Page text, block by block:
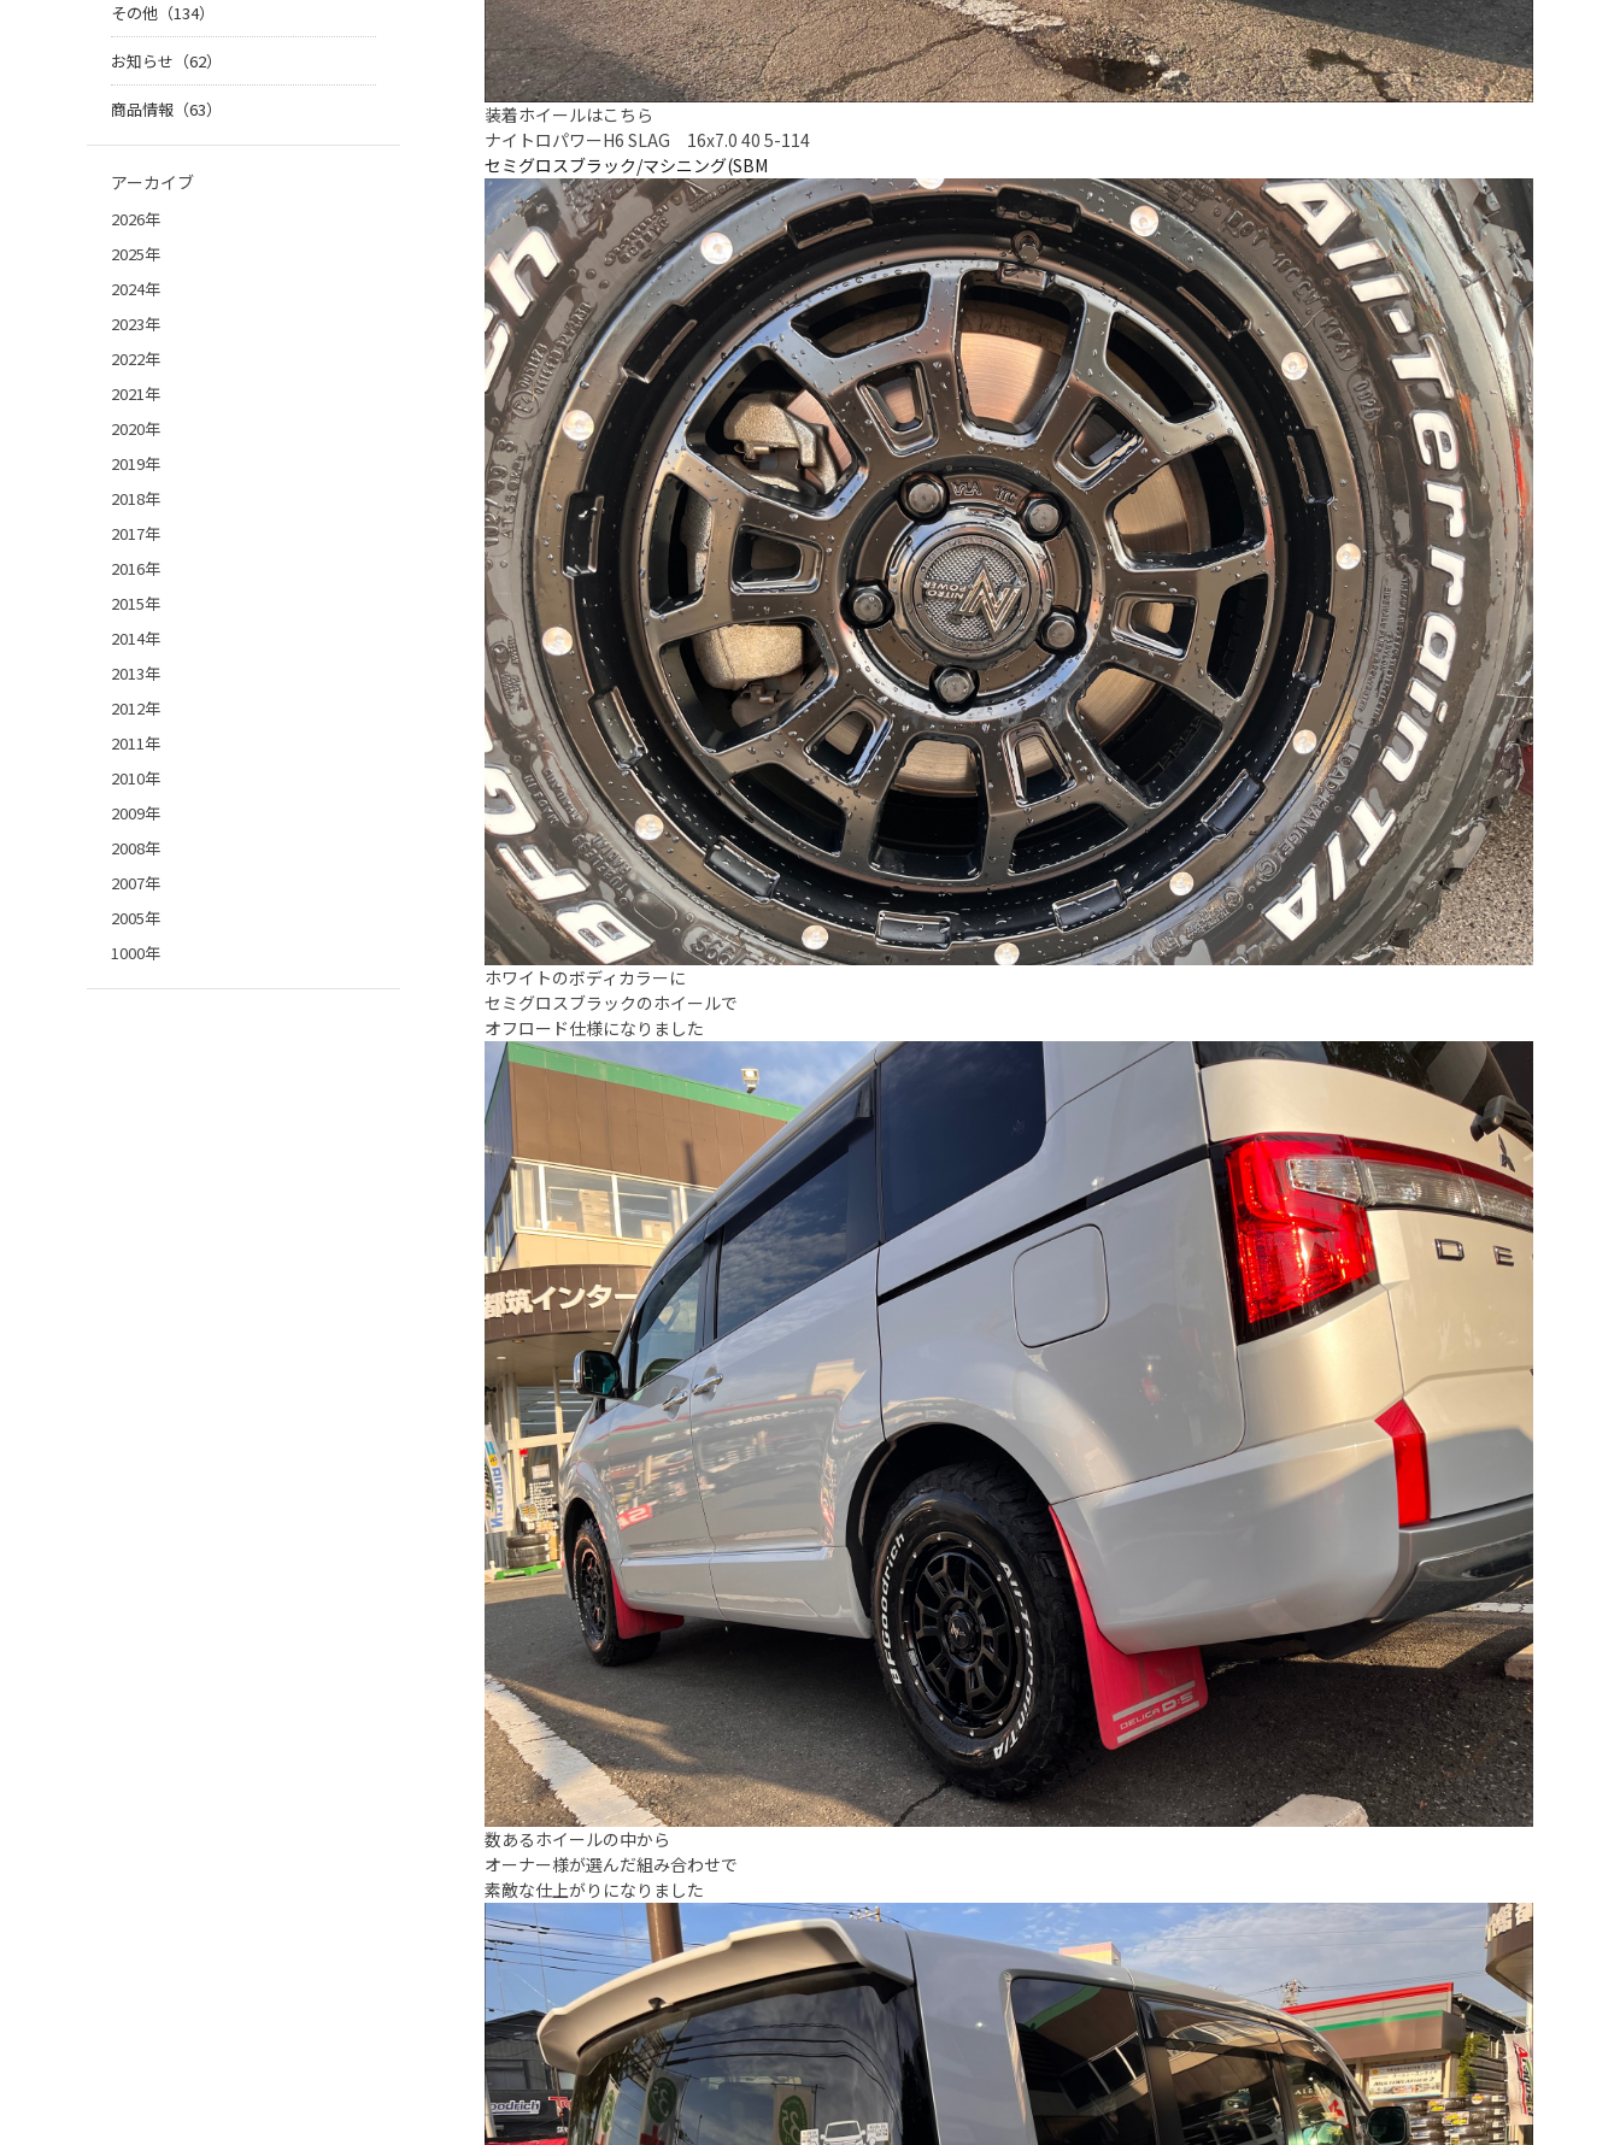
装着ホイールはこちら
ナイトロパワーH6 SLAG 16x7.0 40 5-114
セミグロスブラック/マシニング(SBM
ホワイトのボディカラーに
セミグロスブラックのホイールで
オフロード仕様になりました
数あるホイールの中から
オーナー様が選んだ組み合わせで
素敵な仕上がりになりました
その他（134）
お知らせ（62）
商品情報（63）
アーカイブ
2026年
2025年
2024年
2023年
2022年
2021年
2020年
2019年
2018年
2017年
2016年
2015年
2014年
2013年
2012年
2011年
2010年
2009年
2008年
2007年
2005年
1000年